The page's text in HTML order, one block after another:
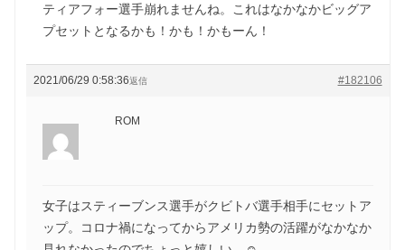
ティアフォー選手崩れませんね。これはなかなかビッグア
プセットとなるかも！かも！かもーん！
2021/06/29 0:58:36 #182106
返信
ROM
女子はスティーブンス選手がクビトバ選手相手にセットア
ップ。コロナ禍になってからアメリカ勢の活躍がなかなか